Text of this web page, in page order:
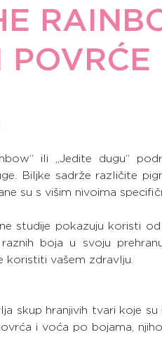
ili „Jedite dugu“
Biljke sadrže različite
su s višim nivoima
studije pokazuju koristi
boja u svoju
koristiti vašem zdravlju.
skup hranjivih tvari koje
i voća po bojama,